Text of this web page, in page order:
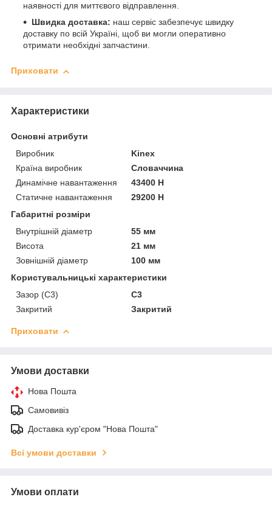
наявності для миттєвого відправлення.
Швидка доставка: наш сервіс забезпечує швидку
доставку по всій Україні, щоб ви могли оперативно
отримати необхідні запчастини.
Приховати
Характеристики
Основні атрибути
Виробник
Kinex
Країна виробник
Словаччина
Динамічне навантаження
43400 Н
Статичне навантаження
29200 Н
Габаритні розміри
Внутрішній діаметр
55 мм
Висота
21 мм
Зовнішній діаметр
100 мм
Користувальницькі характеристики
Зазор (С3)
C3
Закритий
Закритий
Приховати
Умови доставки
Нова Пошта
Самовивіз
Доставка кур'єром "Нова Пошта"
Всі умови доставки
Умови оплати